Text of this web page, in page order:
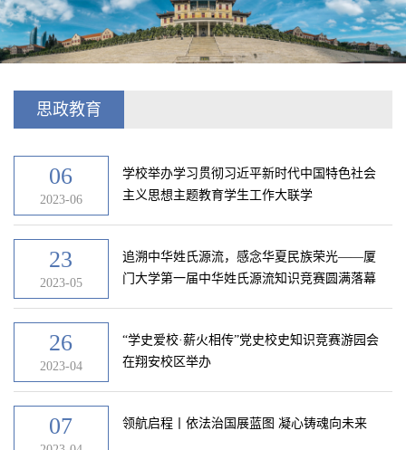
思政教育
06
2023-06
学校举办学习贯彻习近平新时代中国特色社会
主义思想主题教育学生工作大联学
23
2023-05
追溯中华姓氏源流，感念华夏民族荣光——厦
门大学第一届中华姓氏源流知识竞赛圆满落幕
26
2023-04
“学史爱校·薪火相传”党史校史知识竞赛游园会
在翔安校区举办
07 领航启程丨依法治国展蓝图 凝心铸魂向未来